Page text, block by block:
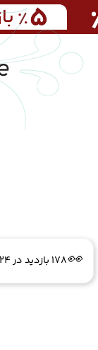
👀178 بازدید در ۲۴ ساعت گذشته